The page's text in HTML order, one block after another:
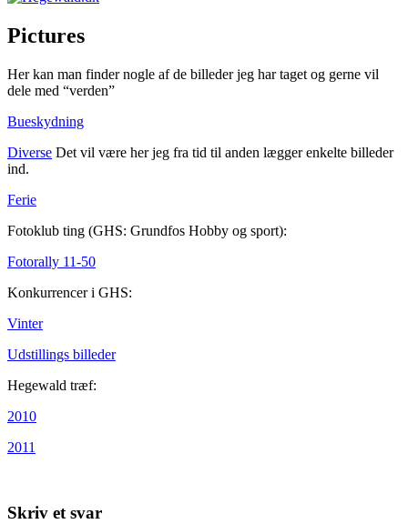
Pictures
Her kan man finder nogle af de billeder jeg har taget og gerne vil
dele med “verden”
Bueskydning
Diverse Det vil være her jeg fra tid til anden lægger enkelte billeder
ind.
Ferie
Fotoklub ting (GHS: Grundfos Hobby og sport):
Fotorally 11-50
Konkurrencer i GHS:
Vinter
Udstillings billeder
Hegewald træf:
2010
2011
Skriv et svar